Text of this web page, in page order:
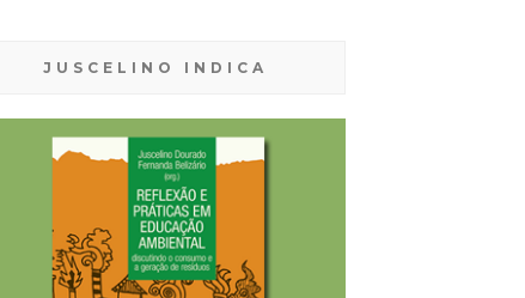
JUSCELINO INDICA